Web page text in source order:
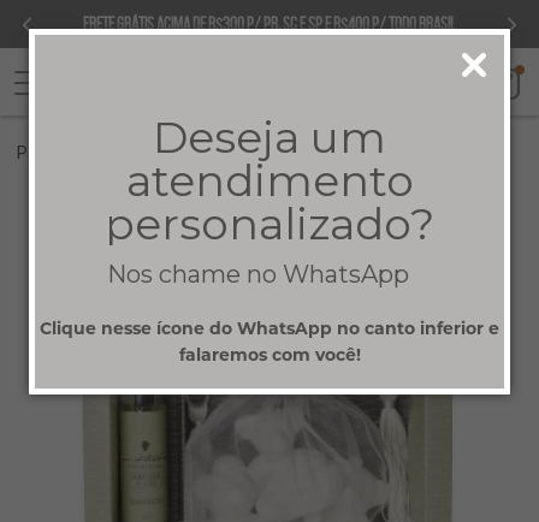
Deseja um
atendimento
personalizado?
Nos chame no WhatsApp
Clique nesse ícone do WhatsApp no canto inferior e
falaremos com você!
Frete GRÁTIS acima de R$300 p/ PR, SC e SP e R$400 p/ todo Brasil
Página Inicial Gesso perfumado p sachê ursinho